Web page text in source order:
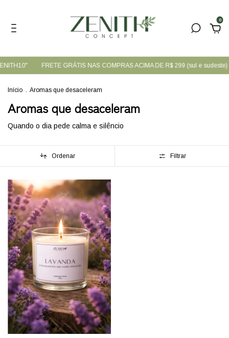
0
FRETE GRÁTIS NAS COMPRAS ACIMA DE R$ 299 (sul e sudeste)
Início . Aromas que desaceleram
Aromas que desaceleram
Quando o dia pede calma e silêncio
Ordenar Filtrar